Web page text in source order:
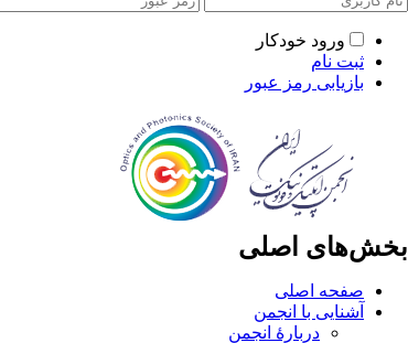
ورود خودکار
ثبت نام
بازیابی رمز عبور
بخش‌های اصلی
صفحه اصلی
آشنایی با انجمن
دربارۀ انجمن